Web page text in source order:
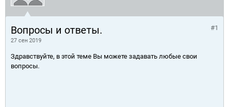
Вопросы и ответы.
27 сен 2019
#1
Здравствуйте, в этой теме Вы можете задавать любые свои
вопросы.